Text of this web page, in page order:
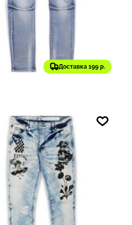
Доставка 199 р.
₽
Оригинал
Men's Big and Tall
Skinny Denim Jeans |